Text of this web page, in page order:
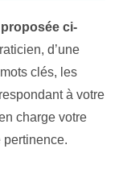
ci-
d’une
clés, les
à votre
charge votre
pertinence.